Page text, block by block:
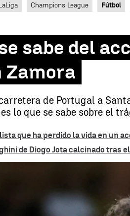
Champions League Fútbol
sabe del
Zamora
de Portugal a
lo que se sabe sobre el
que ha perdido la vida en un
de Diogo Jota calcinado tras